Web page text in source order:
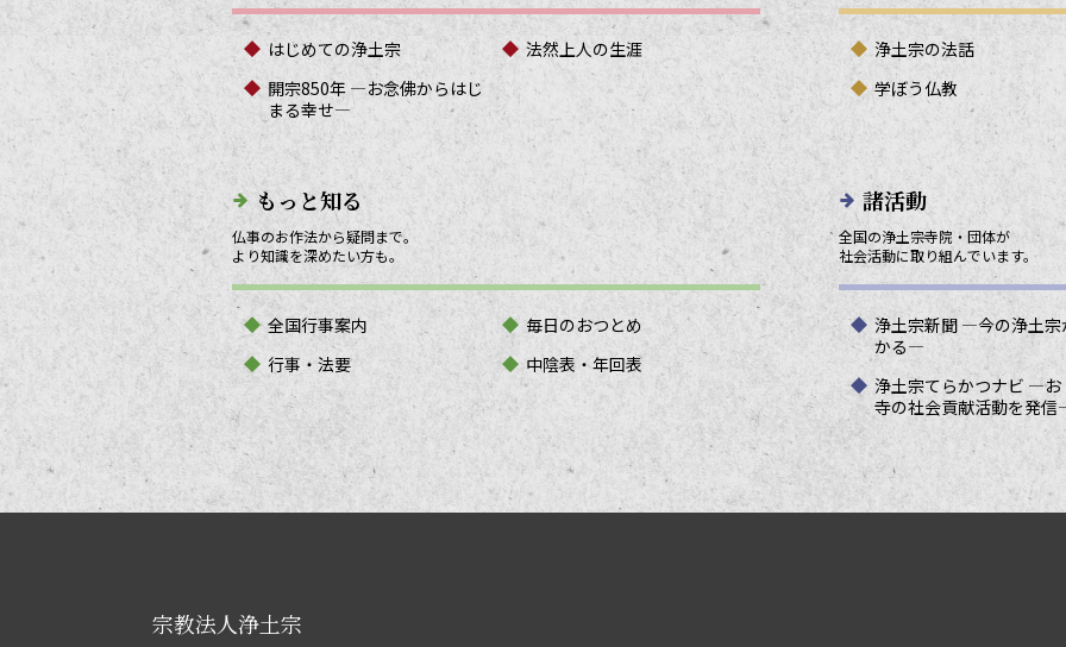
はじめての浄土宗
法然上人の生涯
開宗850年 ―お念佛からはじ
まる幸せ―
浄土宗の法話
学ぼう仏教
もっと知る
仏事のお作法から疑問まで。
より知識を深めたい方も。
全国行事案内
毎日のおつとめ
行事・法要
中陰表・年回表
諸活動
全国の浄土宗寺院・団体が
社会活動に取り組んでいます。
浄土宗新聞 ―今の浄土宗
かる―
浄土宗てらかつナビ ―お
寺の社会貢献活動を発
宗教法人浄土宗